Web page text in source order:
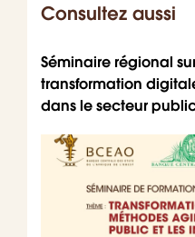
Consultez aussi
Séminaire régional
transformation
dans le secteur